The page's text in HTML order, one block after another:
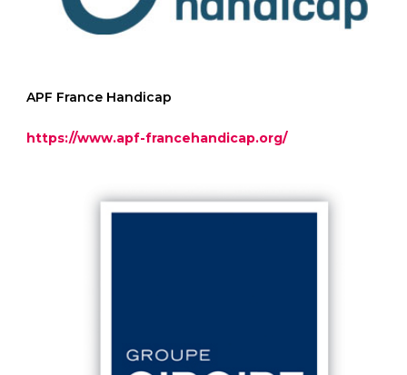
APF France Handicap
https://www.apf-francehandicap.org/